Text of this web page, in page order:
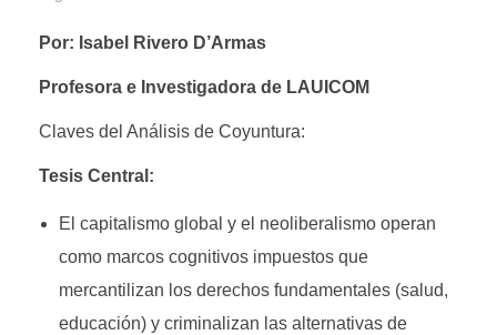
Por: Isabel Rivero D’Armas
Profesora e Investigadora de LAUICOM
Claves del Análisis de Coyuntura:
Tesis Central:
El capitalismo global y el neoliberalismo operan
como marcos cognitivos impuestos que
mercantilizan los derechos fundamentales (salud,
educación) y criminalizan las alternativas de